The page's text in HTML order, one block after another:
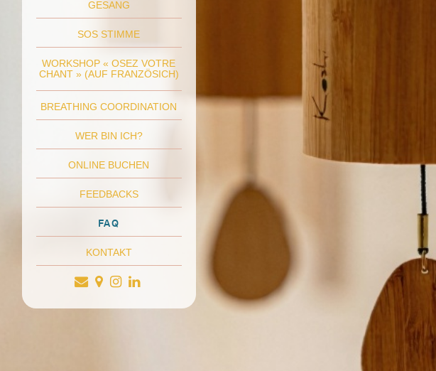
GESANG
SOS STIMME
WORKSHOP « OSEZ VOTRE
CHANT » (AUF FRANZÖSICH)
BREATHING COORDINATION
WER BIN ICH?
ONLINE BUCHEN
FEEDBACKS
FAQ
KONTAKT